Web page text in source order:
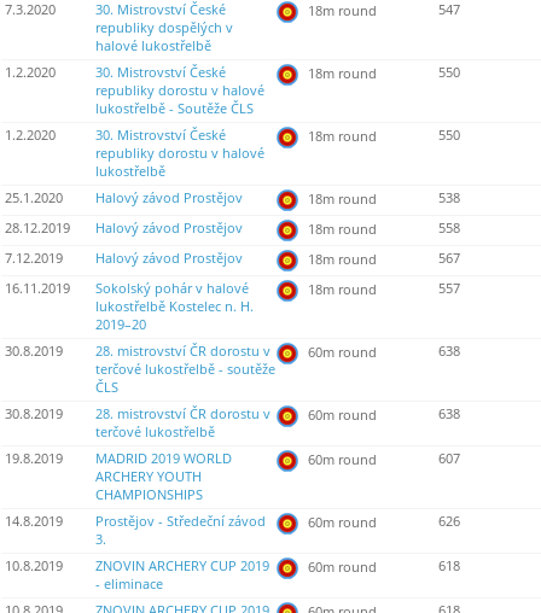
7.3.2020
30. Mistrovství České
republiky dospělých v
halové lukostřelbě
18m round 547
1.2.2020
30. Mistrovství České
republiky dorostu v halové
lukostřelbě - Soutěže ČLS
18m round 550
1.2.2020
30. Mistrovství České
republiky dorostu v halové
lukostřelbě
18m round 550
25.1.2020 Halový závod Prostějov 18m round
538
28.12.2019
Halový závod Prostějov 18m round
558
7.12.2019
Halový závod Prostějov 18m round
567
16.11.2019
Sokolský pohár v halové
lukostřelbě Kostelec n. H.
2019–20
18m round 557
30.8.2019
28. mistrovství ČR dorostu v
terčové lukostřelbě - soutěže
ČLS
60m round 638
30.8.2019
28. mistrovství ČR dorostu v
terčové lukostřelbě
60m round 638
19.8.2019
MADRID 2019 WORLD
ARCHERY YOUTH
CHAMPIONSHIPS
60m round 607
14.8.2019
Prostějov - Středeční závod
3.
60m round 626
10.8.2019
ZNOVIN ARCHERY CUP 2019
- eliminace
60m round 618